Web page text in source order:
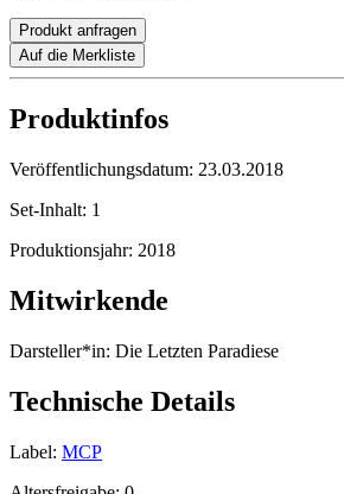
Produkt anfragen
Auf die Merkliste
Produktinfos
Veröffentlichungsdatum: 23.03.2018
Set-Inhalt: 1
Produktionsjahr: 2018
Mitwirkende
Darsteller*in: Die Letzten Paradiese
Technische Details
Label: MCP